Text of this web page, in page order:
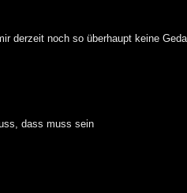
derzeit noch so überhaupt keine
dass muss sein